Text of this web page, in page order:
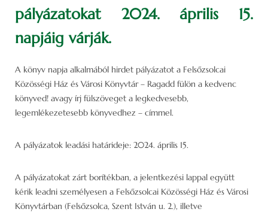
pályázatokat 2024. április 15.
napjáig várják.
A könyv napja alkalmából hirdet pályázatot a Felsőzsolcai
Közösségi Ház és Városi Könyvtár – Ragadd fülön a kedvenc
könyved! avagy írj fülszöveget a legkedvesebb,
legemlékezetesebb könyvedhez – címmel.
A pályázatok leadási határideje: 2024. április 15.
A pályázatokat zárt borítékban, a jelentkezési lappal együtt
kérik leadni személyesen a Felsőzsolcai Közösségi Ház és Városi
Könyvtárban (Felsőzsolca, Szent István u. 2.), illetve